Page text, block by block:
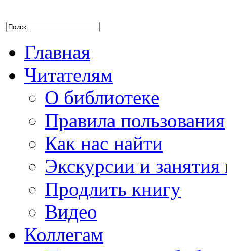
Главная
Читателям
О библиотеке
Правила пользования
Как нас найти
Экскурсии и занятия
Продлить книгу
Видео
Коллегам